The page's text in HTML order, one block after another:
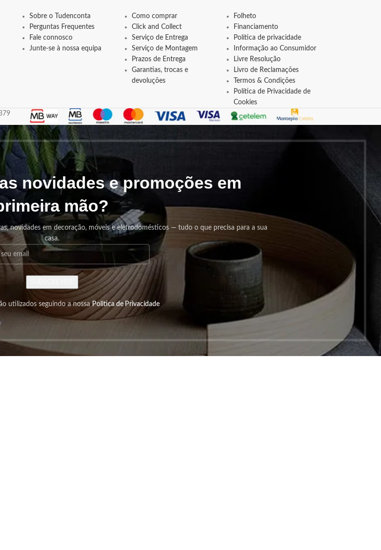
Sobre o Tudenconta
Perguntas Frequentes
Fale connosco
Junte-se à nossa equipa
Como comprar
Click and Collect
Serviço de Entrega
Serviço de Montagem
Prazos de Entrega
Garantias, trocas e
devoluções
Folheto
Financiamento
Política de privacidade
Informação ao Consumidor
Livre Resolução
Livro de Reclamações
Termos & Condições
Política de Privacidade de
Cookies
novidades e promoções em
mão?
novidades em decoração, móveis e eletrodomésticos — tudo o que precisa para a sua
casa.
utilizados seguindo a nossaPolitica de Privacidade